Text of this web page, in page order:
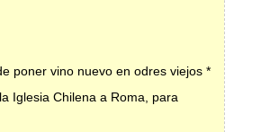
poner vino nuevo en odres viejos *
Iglesia Chilena a Roma, para